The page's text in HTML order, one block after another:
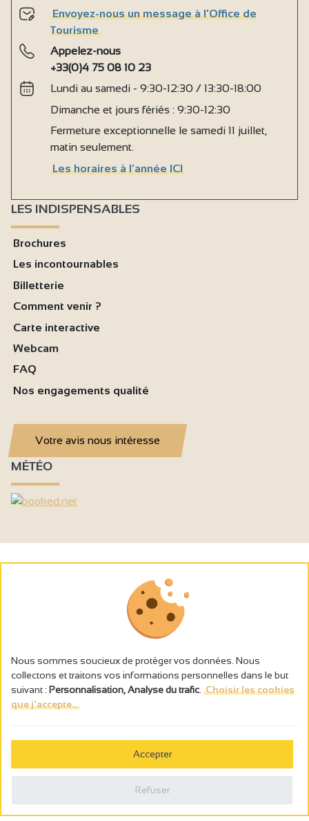
Envoyez-nous un message à l'Office de
Tourisme
Appelez-nous
+33(0)4 75 08 10 23
Lundi au samedi - 9:30-12:30 / 13:30-18:00
Dimanche et jours fériés : 9:30-12:30
Fermeture exceptionnelle le samedi 11 juillet,
matin seulement.
Les horaires à l'année ICI
LES INDISPENSABLES
Brochures
Les incontournables
Billetterie
Comment venir ?
Carte interactive
Webcam
FAQ
Nos engagements qualité
Votre avis nous intéresse
MÉTÉO
L’abus d’alcool est dangereux pour la santé, à consommer avec
Politique de confidentialité
Nous sommes soucieux de protéger vos données. Nous
collectons et traitons vos informations personnelles dans le but
suivant : Personnalisation, Analyse du trafic Choisir les cookies
que j'accepte...
Accepter
Refuser